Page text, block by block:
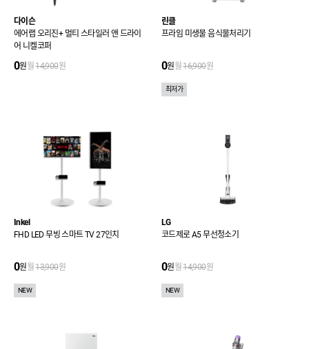
다이슨
에어랩 오리진+ 멀티 스타일러 앤 드라이
어 니켈코퍼
0원월14,900원
린클
프라임 미생물 음식물처리기
0원월16,900원
최저가
Inkel
FHD LED 무빙 스마트 TV 27인치
0원월13,900원
NEW
LG
코드제로 A5 무선청소기
0원월14,900원
NEW